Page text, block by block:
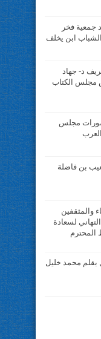
جمعية فخر
ابن يخلف
د- جهاد
الكتاب
مجلس
العرب
بن فاضلة
والمثقفين
لسعادة
المحترم
محمد خليل